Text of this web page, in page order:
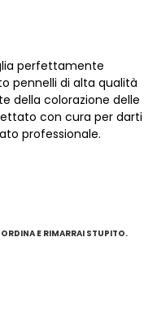
perfettamente
pennelli di alta qualità
della colorazione delle
con cura per darti
professionale.
E RIMARRAI STUPITO.